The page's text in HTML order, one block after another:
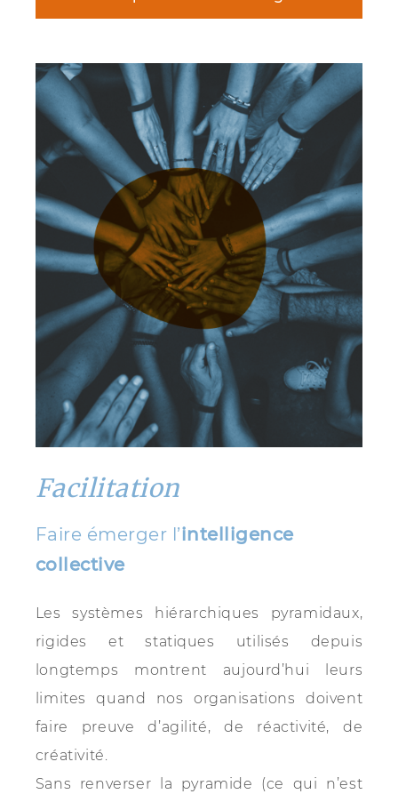
Facilitation
Faire émerger l’intelligence
collective
Les systèmes hiérarchiques pyramidaux,
rigides et statiques utilisés depuis
longtemps montrent aujourd’hui leurs
limites quand nos organisations doivent
faire preuve d’agilité, de réactivité, de
créativité.
Sans renverser la pyramide (ce qui n’est